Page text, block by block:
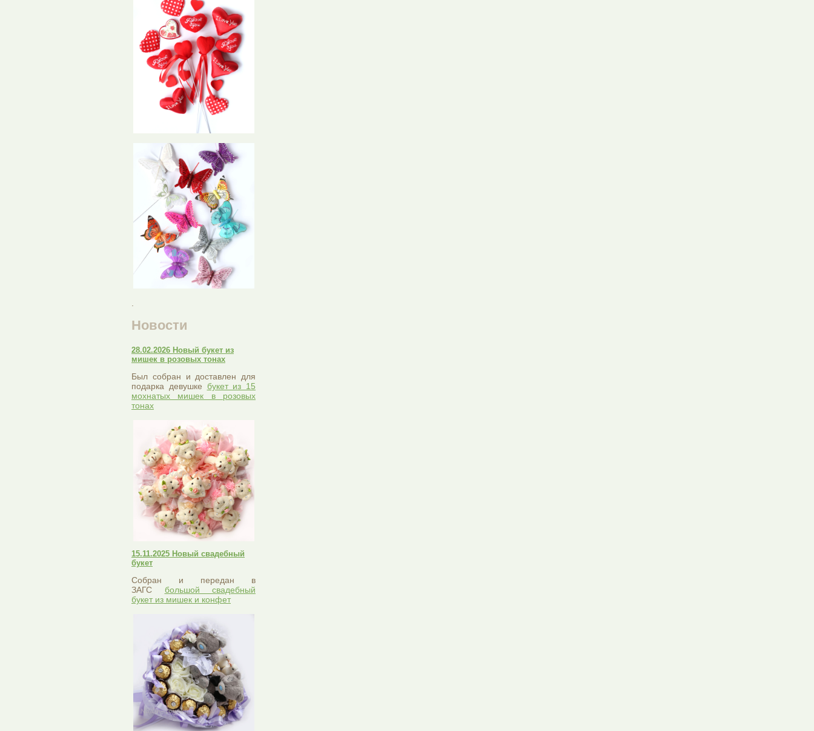
Новости
28.02.2026 Новый букет из
мишек в розовых тонах
Был собран и доставлен для
подарка девушке букет из 15
мохнатых мишек в розовых
тонах
15.11.2025 Новый свадебный
букет
Собран и передан в
ЗАГС большой свадебный
букет из мишек и конфет